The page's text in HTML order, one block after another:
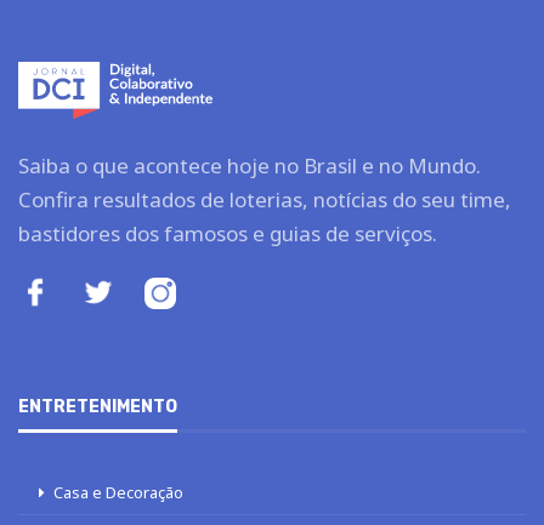
Saiba o que acontece hoje no Brasil e no Mundo.
Confira resultados de loterias, notícias do seu time,
bastidores dos famosos e guias de serviços.
ENTRETENIMENTO
Casa e Decoração